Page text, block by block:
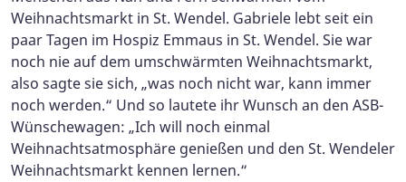
Weihnachtsmarkt in St. Wendel. Gabriele lebt seit ein
paar Tagen im Hospiz Emmaus in St. Wendel. Sie war
noch nie auf dem umschwärmten Weihnachtsmarkt,
also sagte sie sich, „was noch nicht war, kann immer
noch werden.“ Und so lautete ihr Wunsch an den ASB-
Wünschewagen: „Ich will noch einmal
Weihnachtsatmosphäre genießen und den St. Wendeler
Weihnachtsmarkt kennen lernen.“